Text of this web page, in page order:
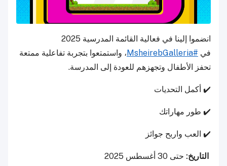
انضموا إلينا في فعالية القائمة المدرسية 2025
في #MsheirebGalleria
، واستمتعوا بتجربة تفاعلية ممتعة
تحفز الأطفال وتجهزهم للعودة إلى المدرسة.
✔️ أكمل التحديات
✔️ طور مهاراتك
✔️ العب واربح جوائز
التاريخ: حتى 30 أغسطس 2025